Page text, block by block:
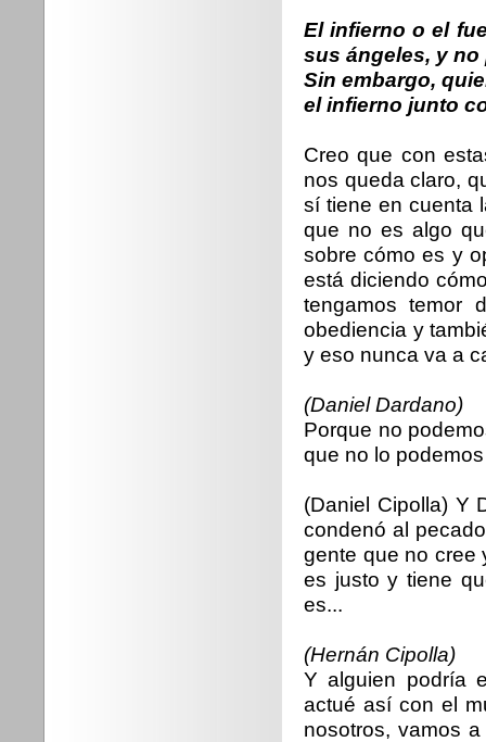
El infierno o el
sus ángeles, y
Sin embargo,
el infierno junto
Creo que con
nos queda claro,
sí tiene en cuenta
que no es algo
sobre cómo es y
está diciendo
tengamos temor
obediencia y
y eso nunca va a
(Daniel Dardano)
Porque no
que no lo
(Daniel Cipolla) Y
condenó al
gente que no cree
es justo y tiene
es...
(Hernán Cipolla)
Y alguien podría
actué así con el
nosotros, vamos